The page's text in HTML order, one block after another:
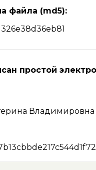
файла (md5):
простой
Владимировна